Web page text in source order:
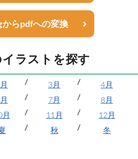
からpdfへの変換
ラストを探す
3月
4月
7月
8月
月 11月
12月
秋 冬